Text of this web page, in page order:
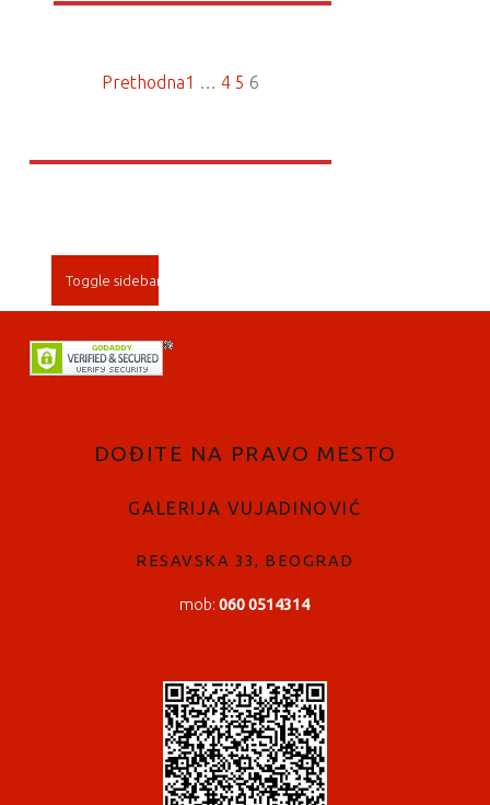
Prethodna1 … 4 5 6
SIDEBAR
Toggle sidebar
FOOTER SIDEBAR
DOĐITE NA PRAVO MESTO
GALERIJA VUJADINOVIĆ
RESAVSKA 33, BEOGRAD
mob:060 0514314